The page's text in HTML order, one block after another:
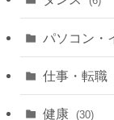
パソコン・
仕事・転職
健康 (30)